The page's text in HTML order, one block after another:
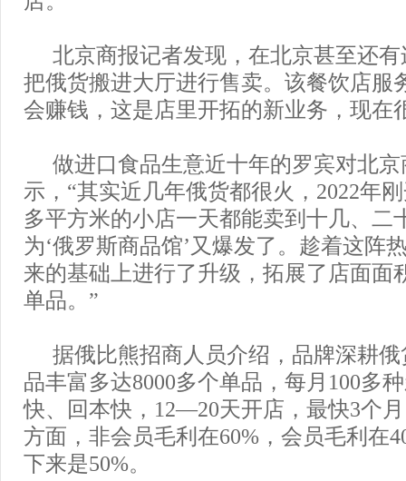
北京商报记者发现，在北京甚至还
把俄货搬进大厅进行售卖。该餐饮店服
会赚钱，这是店里开拓的新业务，现在
做进口食品生意近十年的罗宾对北
示，“其实近几年俄货都很火，2022年
多平方米的小店一天都能卖到十几、二
为‘俄罗斯商品馆’又爆发了。趁着这阵
来的基础上进行了升级，拓展了店面面
单品。”
据俄比熊招商人员介绍，品牌深耕
品丰富多达8000多个单品，每月100多
快、回本快，12—20天开店，最快3个
方面，非会员毛利在60%，会员毛利在
下来是50%。